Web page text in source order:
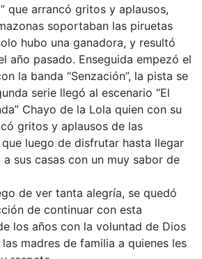
que arrancó gritos y aplausos,
soportaban las piruetas
hubo una ganadora, y resultó
año pasado. Enseguida empezó el
la banda “Senzación”, la pista se
serie llegó al escenario “El
Chayo de la Lola quien con su
gritos y aplausos de las
luego de disfrutar hasta llegar
sus casas con un muy sabor de
de ver tanta alegría, se quedó
de continuar con esta
los años con la voluntad de Dios
madres de familia a quienes les